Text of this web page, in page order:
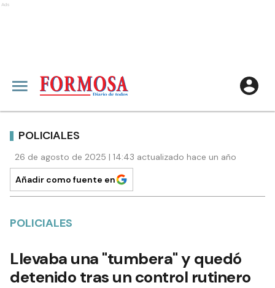
Ads
POLICIALES
26 de agosto de 2025 | 14:43 actualizado hace un año
Añadir como fuente en
POLICIALES
Llevaba una "tumbera" y quedó
detenido tras un control rutinero